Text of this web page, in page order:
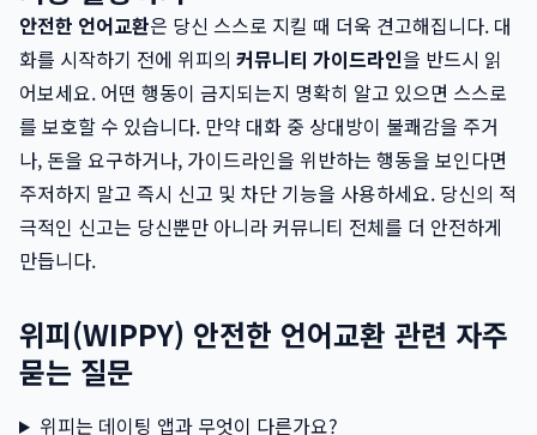
안전한 언어교환은 당신 스스로 지킬 때 더욱 견고해집니다. 대
화를 시작하기 전에 위피의 커뮤니티 가이드라인을 반드시 읽
어보세요. 어떤 행동이 금지되는지 명확히 알고 있으면 스스로
를 보호할 수 있습니다. 만약 대화 중 상대방이 불쾌감을 주거
나, 돈을 요구하거나, 가이드라인을 위반하는 행동을 보인다면
주저하지 말고 즉시 신고 및 차단 기능을 사용하세요. 당신의 적
극적인 신고는 당신뿐만 아니라 커뮤니티 전체를 더 안전하게
만듭니다.
위피(WIPPY) 안전한 언어교환 관련 자주
묻는 질문
위피는 데이팅 앱과 무엇이 다른가요?